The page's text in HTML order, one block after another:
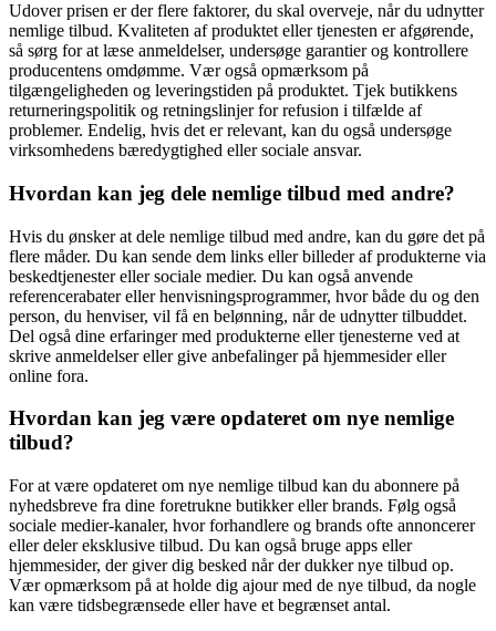
Udover prisen er der flere faktorer, du skal overveje, når du udnytter
nemlige tilbud. Kvaliteten af produktet eller tjenesten er afgørende,
så sørg for at læse anmeldelser, undersøge garantier og kontrollere
producentens omdømme. Vær også opmærksom på
tilgængeligheden og leveringstiden på produktet. Tjek butikkens
returneringspolitik og retningslinjer for refusion i tilfælde af
problemer. Endelig, hvis det er relevant, kan du også undersøge
virksomhedens bæredygtighed eller sociale ansvar.
Hvordan kan jeg dele nemlige tilbud med andre?
Hvis du ønsker at dele nemlige tilbud med andre, kan du gøre det på
flere måder. Du kan sende dem links eller billeder af produkterne via
beskedtjenester eller sociale medier. Du kan også anvende
referencerabater eller henvisningsprogrammer, hvor både du og den
person, du henviser, vil få en belønning, når de udnytter tilbuddet.
Del også dine erfaringer med produkterne eller tjenesterne ved at
skrive anmeldelser eller give anbefalinger på hjemmesider eller
online fora.
Hvordan kan jeg være opdateret om nye nemlige
tilbud?
For at være opdateret om nye nemlige tilbud kan du abonnere på
nyhedsbreve fra dine foretrukne butikker eller brands. Følg også
sociale medier-kanaler, hvor forhandlere og brands ofte annoncerer
eller deler eksklusive tilbud. Du kan også bruge apps eller
hjemmesider, der giver dig besked når der dukker nye tilbud op.
Vær opmærksom på at holde dig ajour med de nye tilbud, da nogle
kan være tidsbegrænsede eller have et begrænset antal.